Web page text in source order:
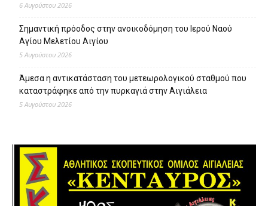
6 Αυγούστου 2026
Σημαντική πρόοδος στην ανοικοδόμηση του Ιερού Ναού
Αγίου Μελετίου Αιγίου
5 Αυγούστου 2026
Άμεσα η αντικατάσταση του μετεωρολογικού σταθμού που
καταστράφηκε από την πυρκαγιά στην Αιγιάλεια
5 Αυγούστου 2026